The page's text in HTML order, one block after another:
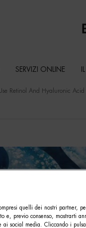
SERVIZI ONLINE
Retinol And Hyaluronic Acid
quelli dei nostri partner,
e, previo consenso, mostrarti
ai social media. Cliccando i